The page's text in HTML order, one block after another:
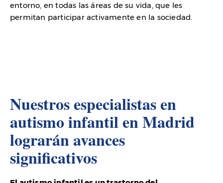
entorno, en todas las áreas de su vida, que les
permitan participar activamente en la sociedad.
Nuestros especialistas en
autismo infantil en Madrid
lograrán avances
significativos